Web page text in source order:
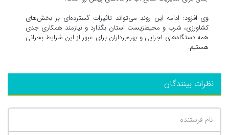
وی افزود: ادامه این روند می‌تواند تأثیرات گسترده‌ای بر بخش‌های
کشاورزی، شرب و محیط‌زیست استان بگذارد و نیازمند همکاری جدی
همه دستگاه‌های اجرایی و بهره‌برداران برای عبور از این شرایط بحرانی
هستیم.
نظرات بینندگان